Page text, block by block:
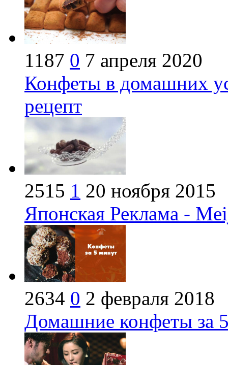
1187 0 7 апреля 2020
Конфеты в домашних
рецепт
2515 1 20 ноября 2015
Японская Реклама -
2634 0 2 февраля 2018
Домашние конфеты за